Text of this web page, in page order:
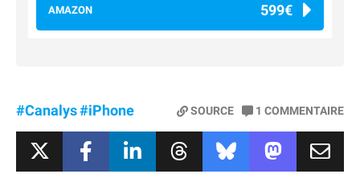
AMAZON 599€
#Canalys#iPhone SOURCE 1 COMMENTAIRE